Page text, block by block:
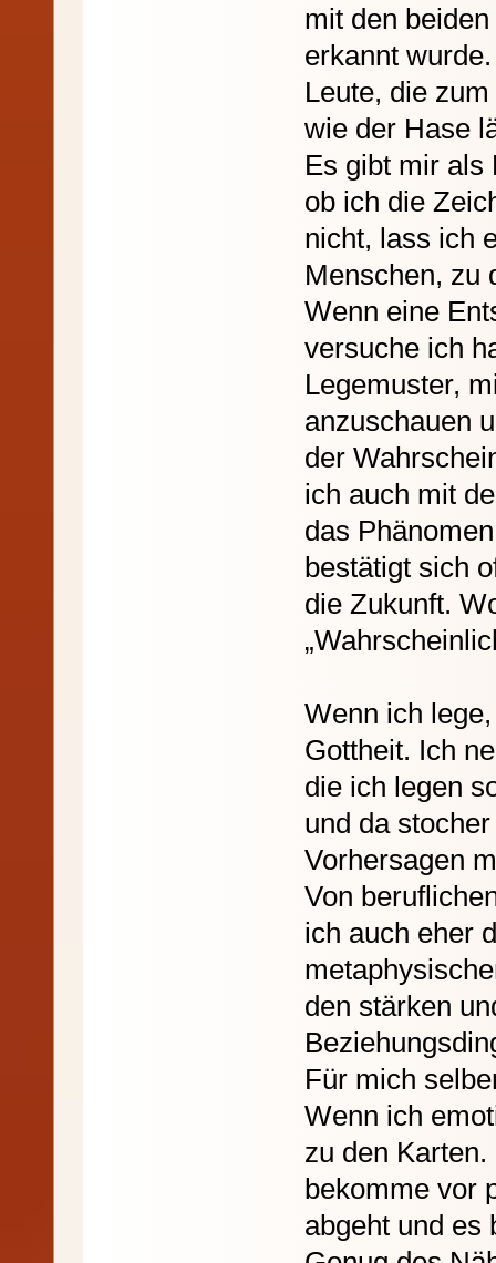
mit den
erkannt
Leute, die
wie der Hase
Es gibt mir als
ob ich die
nicht, lass ich
Menschen, zu
Wenn eine
versuche ich
Legemuster,
anzuschauen
der
ich auch mit
das
bestätigt sich
die Zukunft.
Wenn ich
Gottheit. Ich
die ich legen
und da
Vorhersagen
Von
ich auch eher
den stärken
Für mich
Wenn ich
zu den
bekomme vor
abgeht und es